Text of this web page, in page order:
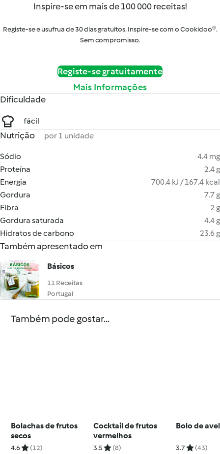
Inspire-se em mais de 100 000 receitas!
Registe-se e usufrua de 30 dias gratuitos. Inspire-se com o Cookidoo®.
Sem compromisso.
Registe-se gratuitamente
Mais Informações
Dificuldade
fácil
Nutrição por 1 unidade
Sódio
4.4 mg
Proteína
2.4 g
Energia
700.4 kJ / 167.4 kcal
Gordura
7.7 g
Fibra
2 g
Gordura saturada
4.4 g
Hidratos de carbono
23.6 g
Também apresentado em
Básicos
11 Receitas
Portugal
Também pode gostar...
Bolachas de frutos
secos
4.6 (12)
Cocktail de frutos
vermelhos
3.5 (8)
Bolo de
3.7 (43)